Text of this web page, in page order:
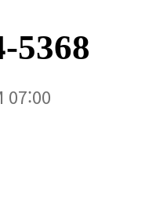
5368
07:00